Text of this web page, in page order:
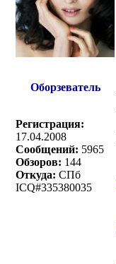
Оборзеватель
Регистрация:
17.04.2008
Сообщений: 5965
Обзоров: 144
Откуда: СПб
ICQ#335380035